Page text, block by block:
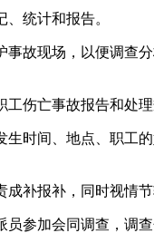
统计和报告。
故现场，以便调查
伤亡事故报告和处理
时间、地点、职工
补报补，同时视情节
参加会同调查，调